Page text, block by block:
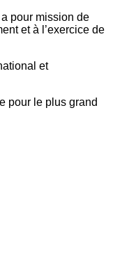
pour mission de
et à l’exercice de
et
pour le plus grand